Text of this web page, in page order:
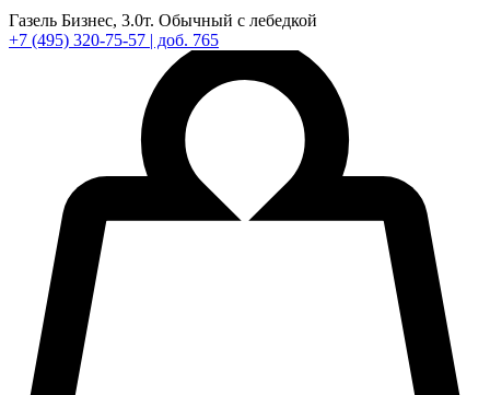
Газель Бизнес, 3.0т. Обычный с лебедкой
+7 (495) 320-75-57 | доб. 765